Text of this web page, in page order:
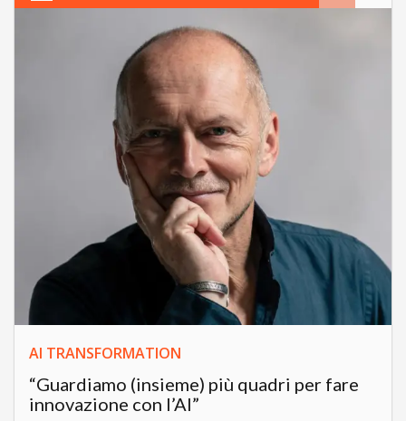
AI TRANSFORMATION
“Guardiamo (insieme) più quadri per fare
innovazione con l’AI”